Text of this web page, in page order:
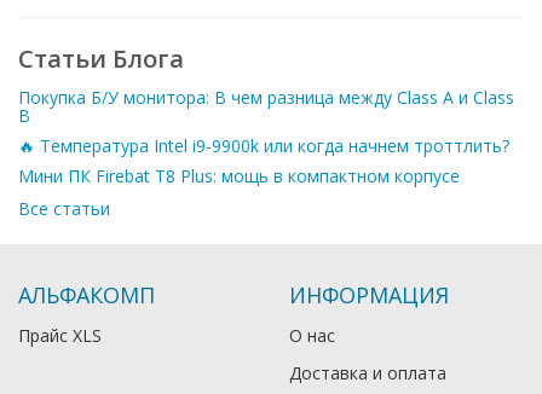
Статьи Блога
Покупка Б/У монитора: В чем разница между Class A и Class
B
🔥 Температура Intel i9-9900k или когда начнем троттлить?
Мини ПК Firebat T8 Plus: мощь в компактном корпусе
Все статьи
АЛЬФАКОМП
Прайс XLS
ИНФОРМАЦИЯ
О нас
Доставка и оплата